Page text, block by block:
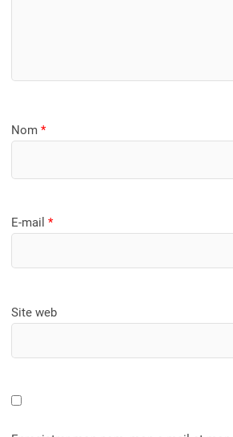
Nom*
E-mail*
Site web